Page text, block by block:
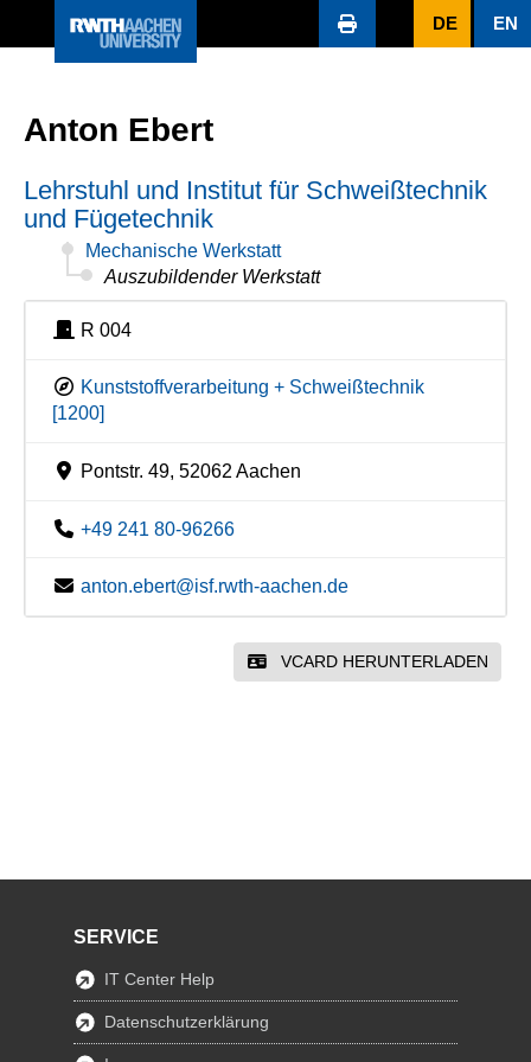
DE EN
Anton Ebert
Lehrstuhl und Institut für Schweißtechnik
und Fügetechnik
Mechanische Werkstatt
Auszubildender Werkstatt
R 004
Kunststoffverarbeitung + Schweißtechnik
[1200]
Pontstr. 49, 52062 Aachen
+49 241 80-96266
anton.ebert@isf.rwth-aachen.de
VCARD HERUNTERLADEN
SERVICE
IT Center Help
Datenschutzerklärung